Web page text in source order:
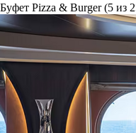
Буфет Pizza & Burger (5 из